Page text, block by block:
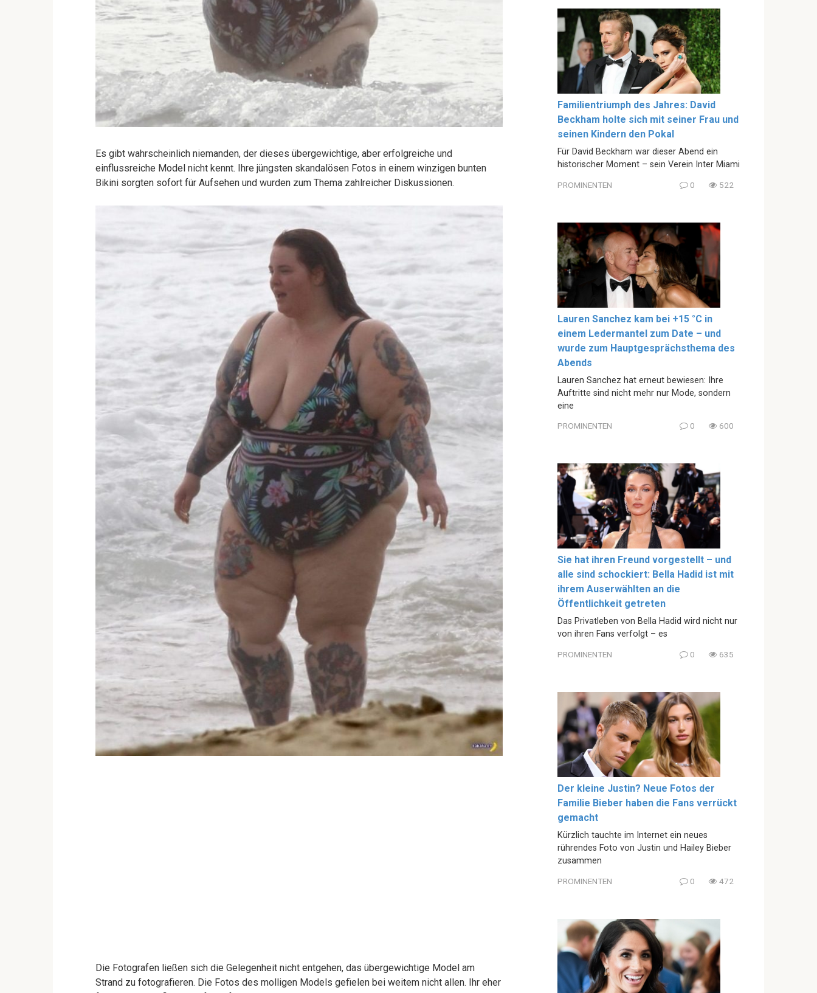
Es gibt wahrscheinlich niemanden, der dieses übergewichtige, aber erfolgreiche und
einflussreiche Model nicht kennt. Ihre jüngsten skandalösen Fotos in einem winzigen bunten
Bikini sorgten sofort für Aufsehen und wurden zum Thema zahlreicher Diskussionen.
Die Fotografen ließen sich die Gelegenheit nicht entgehen, das übergewichtige Model am
Strand zu fotografieren. Die Fotos des molligen Models gefielen bei weitem nicht allen. Ihr eher
Familientriumph des Jahres: David
Beckham holte sich mit seiner Frau und
seinen Kindern den Pokal
Für David Beckham war dieser Abend ein
historischer Moment – sein Verein Inter Miami
PROMINENTEN 0 522
Lauren Sanchez kam bei +15 °C in
einem Ledermantel zum Date – und
wurde zum Hauptgesprächsthema des
Abends
Lauren Sanchez hat erneut bewiesen: Ihre
Auftritte sind nicht mehr nur Mode, sondern
eine
PROMINENTEN 0 600
Sie hat ihren Freund vorgestellt – und
alle sind schockiert: Bella Hadid ist mit
ihrem Auserwählten an die
Öffentlichkeit getreten
Das Privatleben von Bella Hadid wird nicht nur
von ihren Fans verfolgt – es
PROMINENTEN 0 635
Der kleine Justin? Neue Fotos der
Familie Bieber haben die Fans verrückt
gemacht
Kürzlich tauchte im Internet ein neues
rührendes Foto von Justin und Hailey Bieber
zusammen
PROMINENTEN 0 472